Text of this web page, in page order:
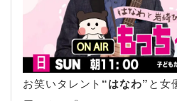
お笑いタレント “はなわ”と女